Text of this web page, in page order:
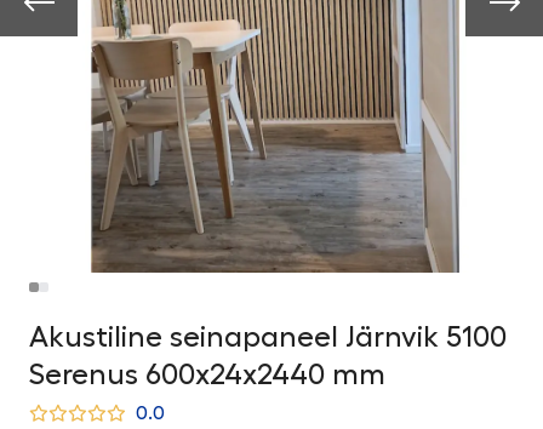
Akustiline seinapaneel Järnvik 5100
Serenus 600x24x2440 mm
0.0